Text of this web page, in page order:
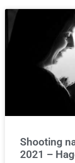
Shooting
2021 –